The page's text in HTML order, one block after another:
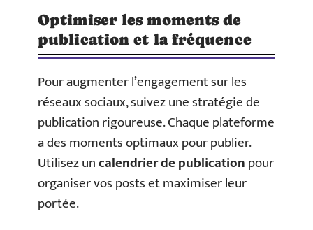
Optimiser les moments de
publication et la fréquence
Pour augmenter l’engagement sur les
réseaux sociaux, suivez une stratégie de
publication rigoureuse. Chaque plateforme
a des moments optimaux pour publier.
Utilisez uncalendrier de publicationpour
organiser vos posts et maximiser leur
portée.